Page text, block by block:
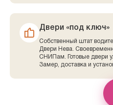
Двери «под ключ»
Собственный штат
Двери Нева.
СНИПам. Готовые двери
Замер, доставка и